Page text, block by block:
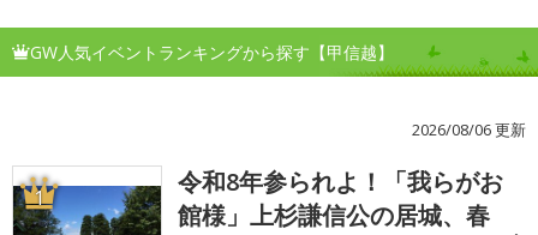
GW人気イベントランキングから探す【甲信越】
2026/08/06 更新
1
令和8年参られよ！「我らがお
館様」上杉謙信公の居城、春